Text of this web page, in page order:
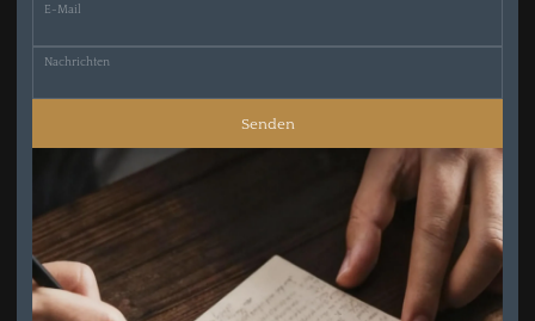
E-Mail
Nachrichten
Senden